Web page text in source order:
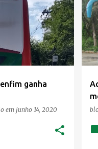
ganha
em junho 14, 2020